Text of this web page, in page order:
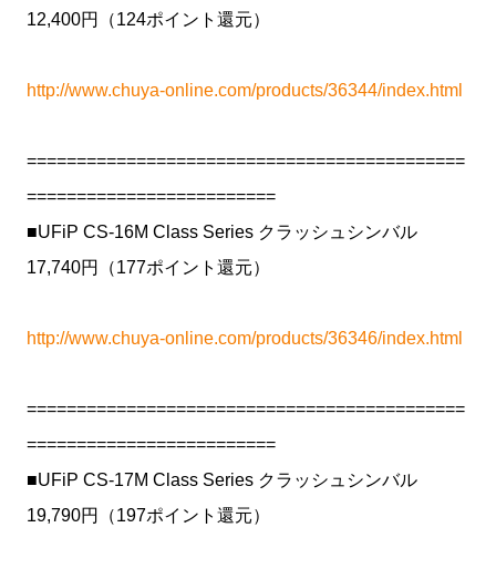
12,400円（124ポイント還元）
http://www.chuya-online.com/products/36344/index.html
============================================
=========================
■UFiP CS-16M Class Series クラッシュシンバル
17,740円（177ポイント還元）
http://www.chuya-online.com/products/36346/index.html
============================================
=========================
■UFiP CS-17M Class Series クラッシュシンバル
19,790円（197ポイント還元）